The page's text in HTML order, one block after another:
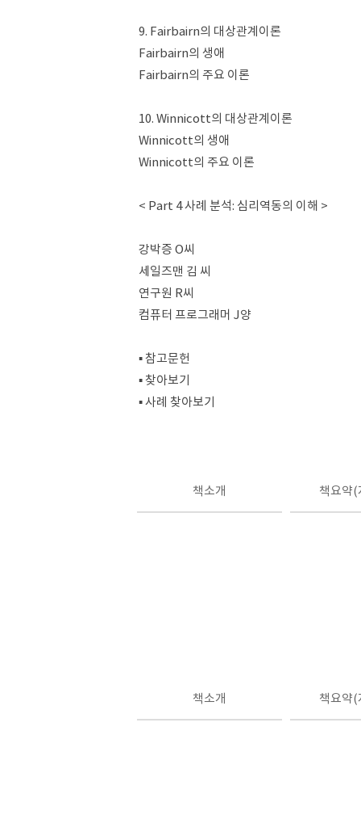
9. Fairbairn의 대상관계이론
Fairbairn의 생애
Fairbairn의 주요 이론
10. Winnicott의 대상관계이론
Winnicott의 생애
Winnicott의 주요 이론
< Part 4 사례 분석: 심리역동의 이해 >
강박증 O씨
세일즈맨 김 씨
연구원 R씨
컴퓨터 프로그래머 J양
▪ 참고문헌
▪ 찾아보기
▪ 사례 찾아보기
책소개 책요약(
책소개 책요약(